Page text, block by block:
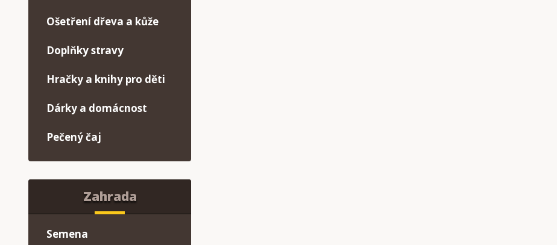
Ošetření dřeva a kůže
Doplňky stravy
Hračky a knihy pro děti
Dárky a domácnost
Pečený čaj
Zahrada
Semena